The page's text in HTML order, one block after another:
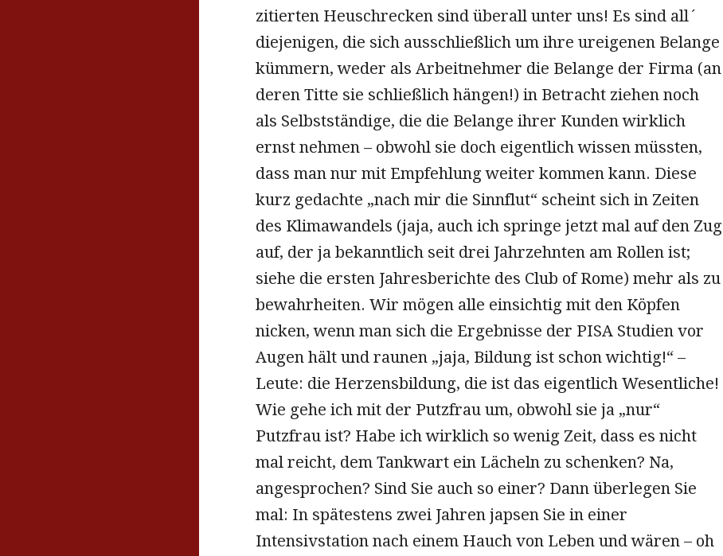
zitierten Heuschrecken sind überall unter uns! Es sind all´
diejenigen, die sich ausschließlich um ihre ureigenen Belange
kümmern, weder als Arbeitnehmer die Belange der Firma (an
deren Titte sie schließlich hängen!) in Betracht ziehen noch
als Selbstständige, die die Belange ihrer Kunden wirklich
ernst nehmen – obwohl sie doch eigentlich wissen müssten,
dass man nur mit Empfehlung weiter kommen kann. Diese
kurz gedachte „nach mir die Sinnflut“ scheint sich in Zeiten
des Klimawandels (jaja, auch ich springe jetzt mal auf den Zug
auf, der ja bekanntlich seit drei Jahrzehnten am Rollen ist;
siehe die ersten Jahresberichte des Club of Rome) mehr als zu
bewahrheiten. Wir mögen alle einsichtig mit den Köpfen
nicken, wenn man sich die Ergebnisse der PISA Studien vor
Augen hält und raunen „jaja, Bildung ist schon wichtig!“ –
Leute: die Herzensbildung, die ist das eigentlich Wesentliche!
Wie gehe ich mit der Putzfrau um, obwohl sie ja „nur“
Putzfrau ist? Habe ich wirklich so wenig Zeit, dass es nicht
mal reicht, dem Tankwart ein Lächeln zu schenken? Na,
angesprochen? Sind Sie auch so einer? Dann überlegen Sie
mal: In spätestens zwei Jahren japsen Sie in einer
Intensivstation nach einem Hauch von Leben und wären – oh